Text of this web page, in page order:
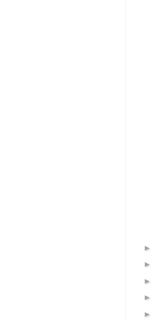
►
►
►
►
►